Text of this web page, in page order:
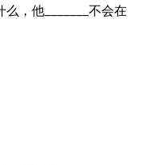
，他_______不会在